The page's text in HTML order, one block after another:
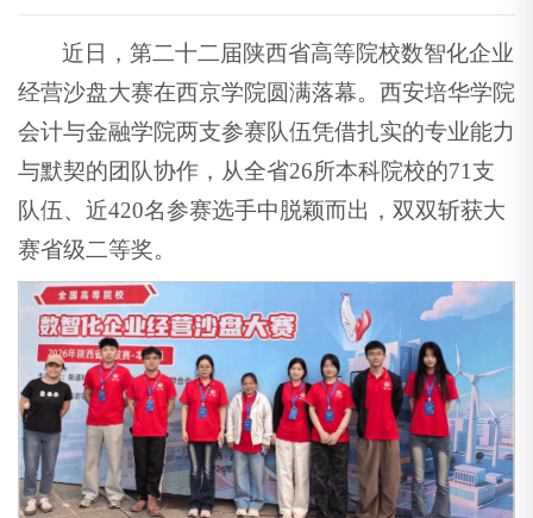
近日，第二十二届陕西省高等院校数智化企业
经营沙盘大赛在西京学院圆满落幕。西安培华学院
会计与金融学院两支参赛队伍凭借扎实的专业能力
与默契的团队协作，从全省26所本科院校的71支
队伍、近420名参赛选手中脱颖而出，双双斩获大
赛省级二等奖。